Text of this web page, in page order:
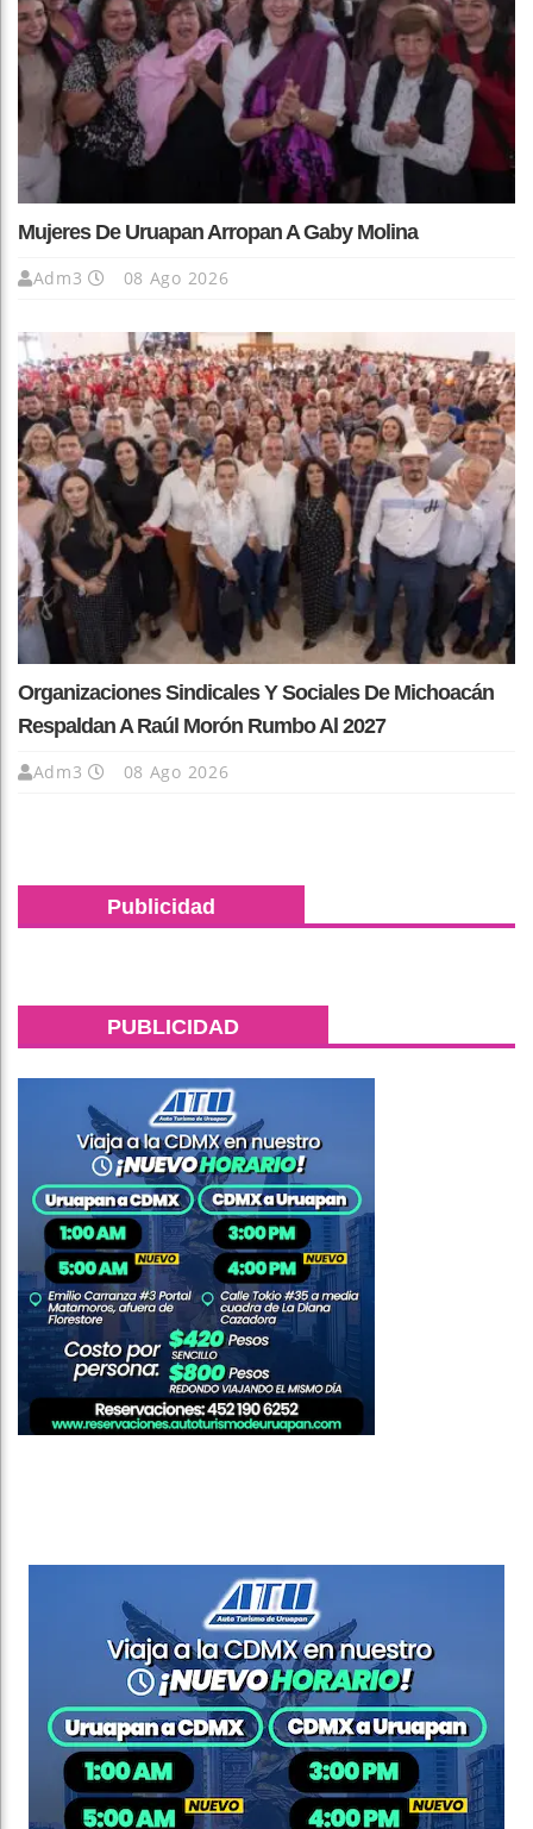
Mujeres De Uruapan Arropan A Gaby Molina
Adm3 08 Ago 2026
Organizaciones Sindicales Y Sociales De Michoacán
Respaldan A Raúl Morón Rumbo Al 2027
Adm3 08 Ago 2026
Publicidad
PUBLICIDAD